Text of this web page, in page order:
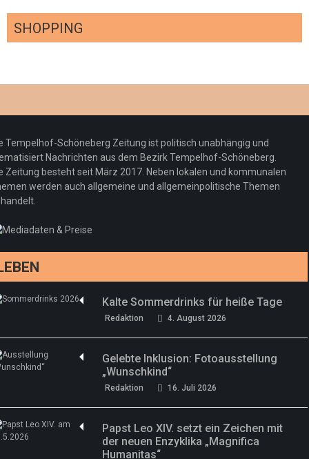
SHOPPING
Redaktion 23. Juli 2026
Pepe Jeans London mit Summer Sale und
neuer Kollektion
Redaktion 19. Juli 2026
Woher kommt der Honig? – Neue EU-
Regeln gelten 14. Juni
drei neue Specials zur Fußball-WM
Tempelhof-Schöneberg Zeitung ist politisch unabhängig und
Nachrichten aus dem Bezirk Tempelhof-Schöneberg.
Zeitung besteht seit März 2017. Neben lokalen und kommunalen
werden auch allgemeine und allgemeinpolitische Themen
Kalte Sommerdrinks für heiße Tage
Redaktion 4. August 2026
Gelebte Inklusion: Fotoausstellung
„Wunschkind“
Redaktion 16. Juli 2026
Papst Leo XIV. setzt ein Zeichen mit
der neuen Enzyklika „Magnifica
Humanitas“